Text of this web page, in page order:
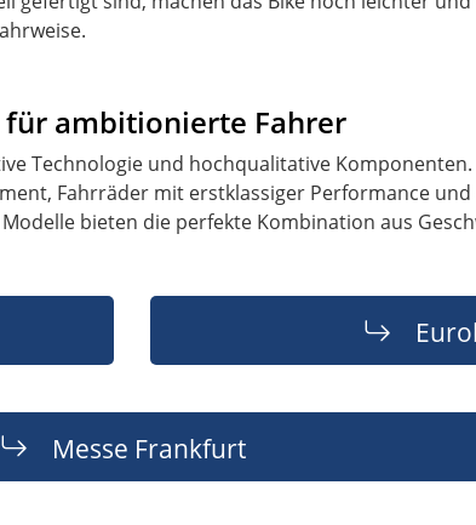
für ambitionierte Fahrer
Technologie und hochqualitative Komponenten.
Fahrräder mit erstklassiger Performance
bieten die perfekte Kombination aus
Messe Frankfurt